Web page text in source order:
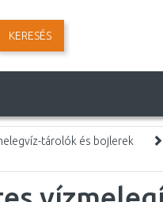
KERESÉS
tárolók és bojlerek